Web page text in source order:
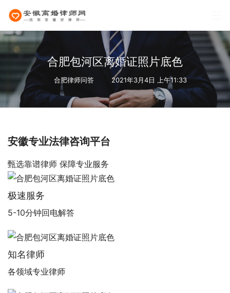
合肥包河区离婚证照片底色
合肥律师问答 2021年3月4日 上午11:33
安徽专业法律咨询平台
甄选靠谱律师 保障专业服务
极速服务
5-10分钟回电解答
知名律师
各领域专业律师